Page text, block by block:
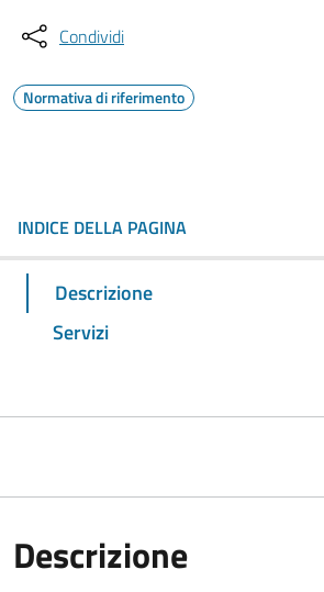
Condividi
Normativa di riferimento
INDICE DELLA PAGINA
Descrizione
Servizi
Descrizione